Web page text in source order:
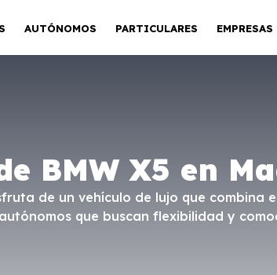
AUTÓNOMOS PARTICULARES EMPRESAS
BMW X5 en
de un vehículo de lujo que combina
que buscan flexibilidad y